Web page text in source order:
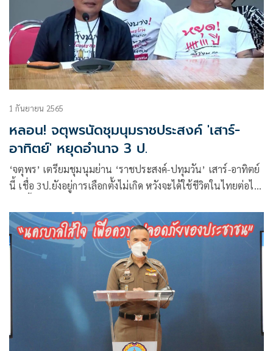
1 กันยายน 2565
หลอน! จตุพรนัดชุมนุมราชประสงค์ 'เสาร์-
อาทิตย์' หยุดอำนาจ 3 ป.
‘จตุพร’ เตรียมชุมนุมย่าน ‘ราชประสงค์​-ปทุมวัน’ ​เสาร์-อาทิตย์​
นี้ เชื่อ​ 3ป.ยังอยู่การเลือกตั้งไม่เกิด​ หวังจะได้ใช้ชีวิตในไทยต่อ​ไม่